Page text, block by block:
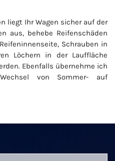
liegt Ihr Wagen sicher auf der
aus, behebe Reifenschäden
Schrauben in
Löchern in der Lauffläche
Ebenfalls übernehme ich
von Sommer- auf